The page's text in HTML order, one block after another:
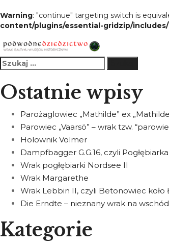
Warning: "continue" targeting switch is
content/plugins/essential-gridzip/
Ostatnie wpisy
Parożaglowiec „Mathilde” ex „Mathilde
Parowiec „Vaarsö” – wrak tzw.
Holownik Volmer
Dampfbagger G.G.16, czyli
Wrak pogłębiarki Nordsee II
Wrak Margarethe
Wrak Lebbin II, czyli Betonowiec koło
Die Erndte – nieznany wrak na
Kategorie